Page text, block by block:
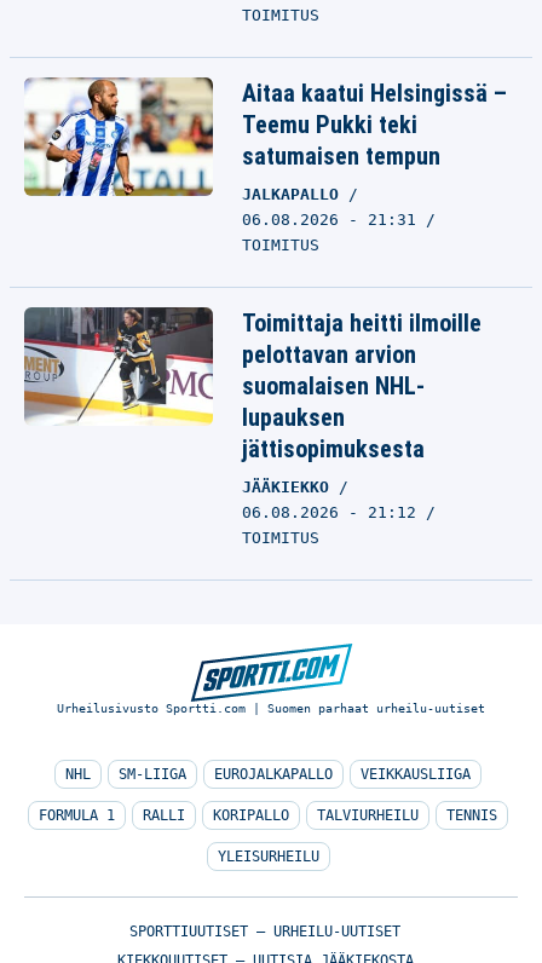
TOIMITUS
Aitaa kaatui Helsingissä –
Teemu Pukki teki
satumaisen tempun
JALKAPALLO
06.08.2026 - 21:31
TOIMITUS
Toimittaja heitti ilmoille
pelottavan arvion
suomalaisen NHL-
lupauksen
jättisopimuksesta
JÄÄKIEKKO
06.08.2026 - 21:12
TOIMITUS
Urheilusivusto Sportti.com | Suomen parhaat urheilu-uutiset
NHL SM-LIIGA EUROJALKAPALLO VEIKKAUSLIIGA
FORMULA 1 RALLI KORIPALLO TALVIURHEILU TENNIS
YLEISURHEILU
SPORTTIUUTISET – URHEILU-UUTISET